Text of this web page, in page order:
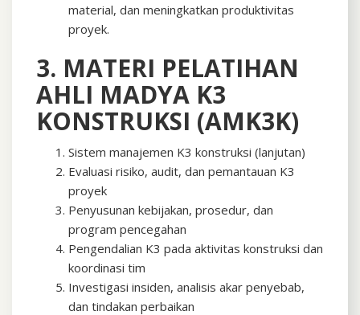
material, dan meningkatkan produktivitas
proyek.
3. MATERI PELATIHAN
AHLI MADYA K3
KONSTRUKSI (AMK3K)
Sistem manajemen K3 konstruksi (lanjutan)
Evaluasi risiko, audit, dan pemantauan K3
proyek
Penyusunan kebijakan, prosedur, dan
program pencegahan
Pengendalian K3 pada aktivitas konstruksi dan
koordinasi tim
Investigasi insiden, analisis akar penyebab,
dan tindakan perbaikan